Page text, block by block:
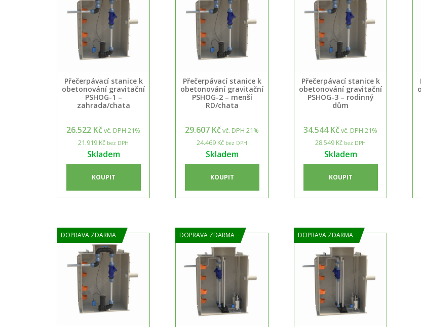
Přečerpávací stanice k
obetonování gravitační
PSHOG-1 –
zahrada/chata
26.522 Kčvč. DPH 21%
21.919 Kč bez DPH
Skladem
KOUPIT
Přečerpávací stanice k
obetonování gravitační
PSHOG-2 – menší
RD/chata
29.607 Kčvč. DPH 21%
24.469 Kč bez DPH
Skladem
KOUPIT
Přečerpávací stanice k
obetonování gravitační
PSHOG-3 – rodinný
dům
34.544 Kčvč. DPH 21%
28.549 Kč bez DPH
Skladem
KOUPIT
DOPRAVA ZDARMA DOPRAVA ZDARMA DOPRAVA ZDARMA